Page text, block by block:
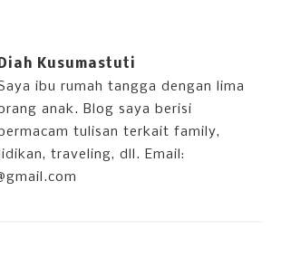
Diah Kusumastuti
ibu rumah tangga dengan lima
anak. Blog saya berisi
tulisan terkait family,
traveling, dll. Email: